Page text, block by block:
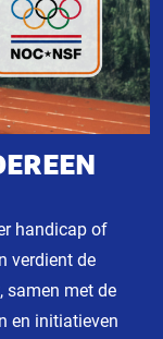
handicap of
verdient de
samen met de
en initiatieven